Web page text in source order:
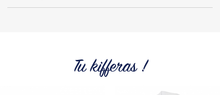
Tu kifferas !